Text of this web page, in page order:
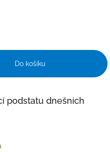
Do košíku
podstatu dnešních